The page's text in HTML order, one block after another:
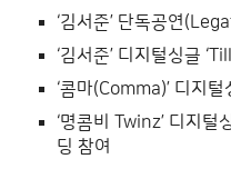
‘김서준’ 단독공연
‘김서준’ 디지털싱글
‘콤마(Comma)’ 디지
‘명콤비 Twinz’ 디지털
딩 참여